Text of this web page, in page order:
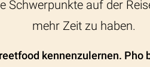
Schwerpunkte auf der
mehr Zeit zu haben.
kennenzulernen. Pho